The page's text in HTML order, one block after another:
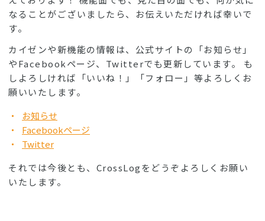
なることがございましたら、お伝えいただければ幸いで
す。
カイゼンや新機能の情報は、公式サイトの「お知らせ」
やFacebookページ、Twitterでも更新しています。 も
しよろしければ「いいね！」「フォロー」等よろしくお
願いいたします。
お知らせ
Facebookページ
Twitter
それでは今後とも、CrossLogをどうぞよろしくお願い
いたします。